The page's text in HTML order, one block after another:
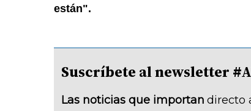
están".
Suscríbete al newsletter
Las noticias que importan directo